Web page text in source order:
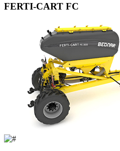
FERTI-CART FC